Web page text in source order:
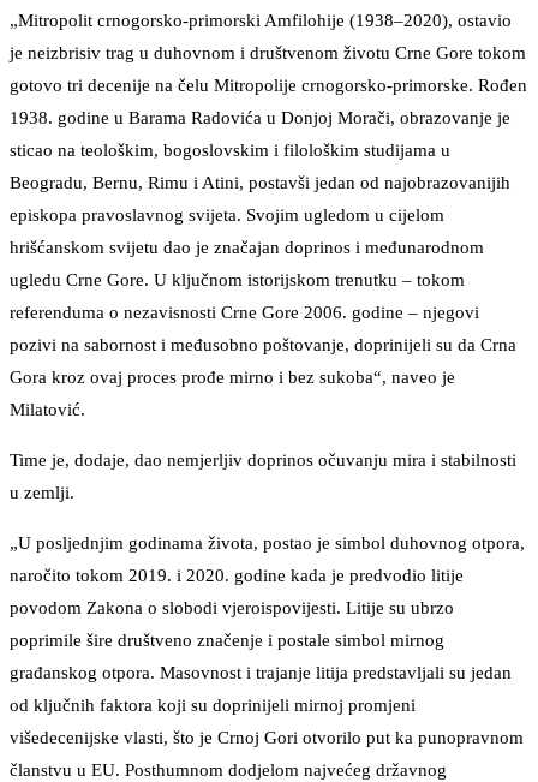
„Mitropolit crnogorsko-primorski Amfilohije (1938–2020), ostavio
je neizbrisiv trag u duhovnom i društvenom životu Crne Gore tokom
gotovo tri decenije na čelu Mitropolije crnogorsko-primorske. Rođen
1938. godine u Barama Radovića u Donjoj Morači, obrazovanje je
sticao na teološkim, bogoslovskim i filološkim studijama u
Beogradu, Bernu, Rimu i Atini, postavši jedan od najobrazovanijih
episkopa pravoslavnog svijeta. Svojim ugledom u cijelom
hrišćanskom svijetu dao je značajan doprinos i međunarodnom
ugledu Crne Gore. U ključnom istorijskom trenutku – tokom
referenduma o nezavisnosti Crne Gore 2006. godine – njegovi
pozivi na sabornost i međusobno poštovanje, doprinijeli su da Crna
Gora kroz ovaj proces prođe mirno i bez sukoba“, naveo je
Milatović.
Time je, dodaje, dao nemjerljiv doprinos očuvanju mira i stabilnosti
u zemlji.
„U posljednjim godinama života, postao je simbol duhovnog otpora,
naročito tokom 2019. i 2020. godine kada je predvodio litije
povodom Zakona o slobodi vjeroispovijesti. Litije su ubrzo
poprimile šire društveno značenje i postale simbol mirnog
građanskog otpora. Masovnost i trajanje litija predstavljali su jedan
od ključnih faktora koji su doprinijeli mirnoj promjeni
višedecenijske vlasti, što je Crnoj Gori otvorilo put ka punopravnom
članstvu u EU. Posthumnom dodjelom najvećeg državnog